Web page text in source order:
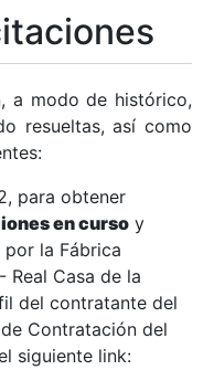
a modo de histórico,
resueltas, así como
para obtener
en curso y
la Fábrica
Real Casa de la
del contratante del
Contratación del
siguiente link: